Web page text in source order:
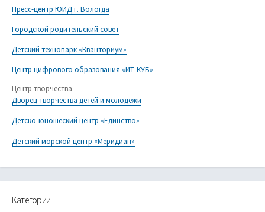
Пресс-центр ЮИД г. Вологда
Городской родительский совет
Детский технопарк «Кванториум»
Центр цифрового образования «ИТ-КУБ»
Центр творчества
Дворец творчества детей и молодежи
Детско-юношеский центр «Единство»
Детский морской центр «Меридиан»
Категории